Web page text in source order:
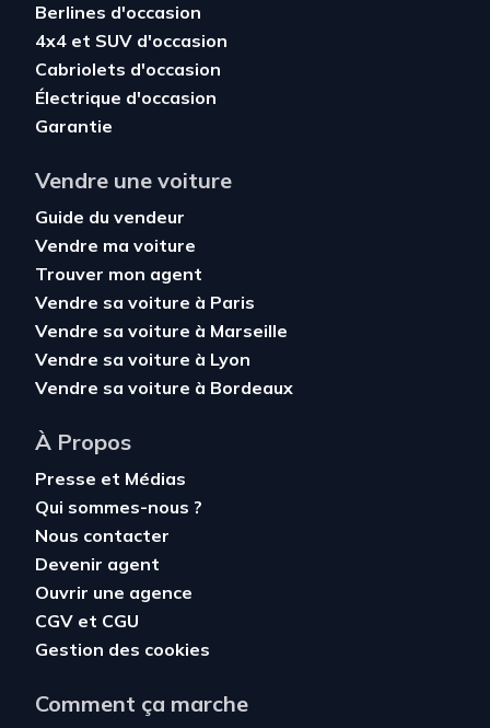
Berlines d'occasion
4x4 et SUV d'occasion
Cabriolets d'occasion
Électrique d'occasion
Garantie
Vendre une voiture
Guide du vendeur
Vendre ma voiture
Trouver mon agent
Vendre sa voiture à Paris
Vendre sa voiture à Marseille
Vendre sa voiture à Lyon
Vendre sa voiture à Bordeaux
À Propos
Presse et Médias
Qui sommes-nous ?
Nous contacter
Devenir agent
Ouvrir une agence
CGV et CGU
Gestion des cookies
Comment ça marche